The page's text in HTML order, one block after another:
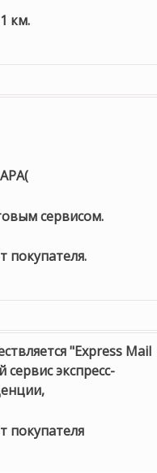
км.
сервисом.
покупателя.
"Express Mail
экспресс-
покупателя